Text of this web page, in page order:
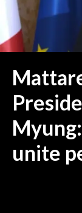
GALLURA
NUORO E
OGLIASTRA
ITALIA
MONDO
POLITICA
unite